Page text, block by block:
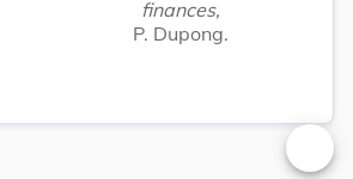
finances,
P. Dupong.